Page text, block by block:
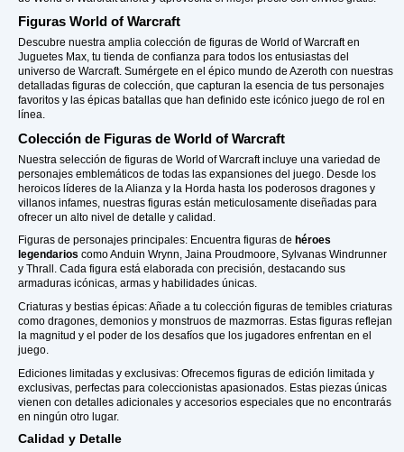
Figuras World of Warcraft
Descubre nuestra amplia colección de figuras de World of Warcraft en
Juguetes Max, tu tienda de confianza para todos los entusiastas del
universo de Warcraft. Sumérgete en el épico mundo de Azeroth con nuestras
detalladas figuras de colección, que capturan la esencia de tus personajes
favoritos y las épicas batallas que han definido este icónico juego de rol en
línea.
Colección de Figuras de World of Warcraft
Nuestra selección de figuras de World of Warcraft incluye una variedad de
personajes emblemáticos de todas las expansiones del juego. Desde los
heroicos líderes de la Alianza y la Horda hasta los poderosos dragones y
villanos infames, nuestras figuras están meticulosamente diseñadas para
ofrecer un alto nivel de detalle y calidad.
Figuras de personajes principales: Encuentra figuras de héroes
legendarios como Anduin Wrynn, Jaina Proudmoore, Sylvanas Windrunner
y Thrall. Cada figura está elaborada con precisión, destacando sus
armaduras icónicas, armas y habilidades únicas.
Criaturas y bestias épicas: Añade a tu colección figuras de temibles criaturas
como dragones, demonios y monstruos de mazmorras. Estas figuras reflejan
la magnitud y el poder de los desafíos que los jugadores enfrentan en el
juego.
Ediciones limitadas y exclusivas: Ofrecemos figuras de edición limitada y
exclusivas, perfectas para coleccionistas apasionados. Estas piezas únicas
vienen con detalles adicionales y accesorios especiales que no encontrarás
en ningún otro lugar.
Calidad y Detalle